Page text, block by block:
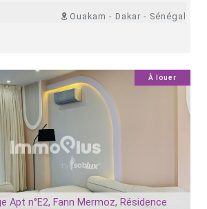
Ouakam - Dakar - Sénégal
À louer
Apt n°E2, Fann Mermoz, Résidence
7